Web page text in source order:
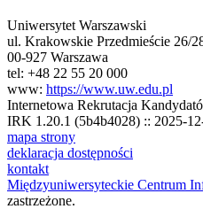
Uniwersytet Warszawski
ul. Krakowskie Przedmieście 26/
00-927 Warszawa
tel: +48 22 55 20 000
www: https://www.uw.edu.pl
Internetowa Rekrutacja
IRK 1.20.1 (5b4b4028) :: 2025-
mapa strony
deklaracja dostępności
kontakt
Międzyuniwersyteckie Centrum
zastrzeżone.